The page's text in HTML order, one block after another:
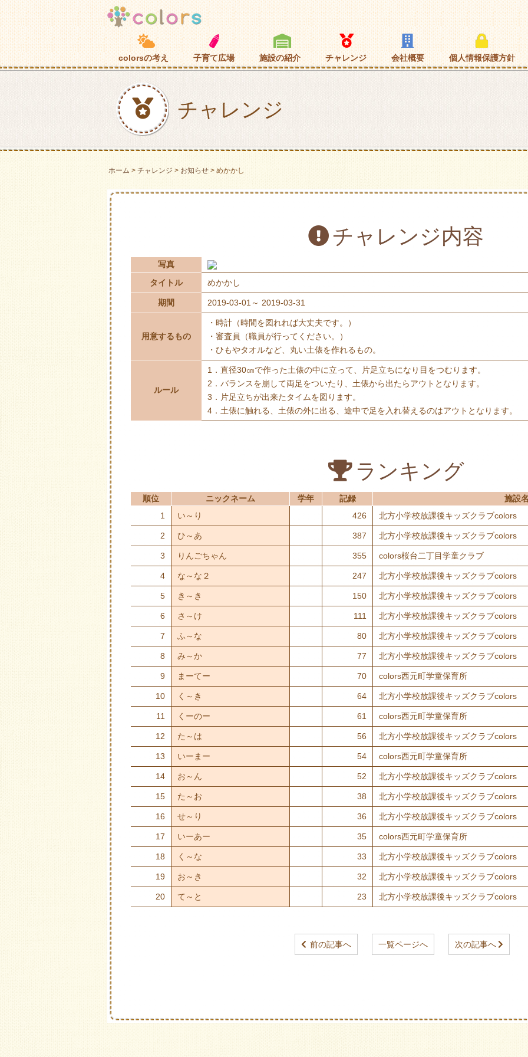
colorsの考え 子育て広場 施設の紹介 チャレンジ 会社概要 個人情報保護方針
チャレンジ
ホーム チャレンジ お知らせ めかかし
チャレンジ内容
写真
タイトル
めかかし
期間 2019-03-01～ 2019-03-31
用意するもの
・時計（時間を図れれば大丈夫です。）
・審査員（職員が行ってください。）
・ひもやタオルなど、丸い土俵を作れるもの。
ルール
1．直径30㎝で作った土俵の中に立って、片足立ちになり目をつむります。
2．バランスを崩して両足をついたり、土俵から出たらアウトとなります。
3．片足立ちが出来たタイムを図ります。
4．土俵に触れる、土俵の外に出る、途中で足を入れ替えるのはアウトとなります。
ランキング
順位 ニックネーム 学年 記録
施設
1
い～り 426 北方小学校放課後キッズクラブcolors
2 ひ～あ 387 北方小学校放課後キッズクラブcolors
3 りんごちゃん 355 colors桜台二丁目学童クラブ
4 な～な２ 247 北方小学校放課後キッズクラブcolors
5 き～き 150 北方小学校放課後キッズクラブcolors
6 さ～け 111 北方小学校放課後キッズクラブcolors
7 ふ～な 80 北方小学校放課後キッズクラブcolors
8 み～か 77 北方小学校放課後キッズクラブcolors
9 まーてー 70 colors西元町学童保育所
10 く～き 64 北方小学校放課後キッズクラブcolors
11 くーのー 61 colors西元町学童保育所
12 た～は 56 北方小学校放課後キッズクラブcolors
13 いーまー 54 colors西元町学童保育所
14 お～ん 52 北方小学校放課後キッズクラブcolors
15 た～お 38 北方小学校放課後キッズクラブcolors
16 せ～り 36 北方小学校放課後キッズクラブcolors
17 いーあー 35 colors西元町学童保育所
18 く～な 33 北方小学校放課後キッズクラブcolors
19 お～き 32 北方小学校放課後キッズクラブcolors
20 て～と 23 北方小学校放課後キッズクラブcolors
前の記事へ 一覧ページへ 次の記事へ